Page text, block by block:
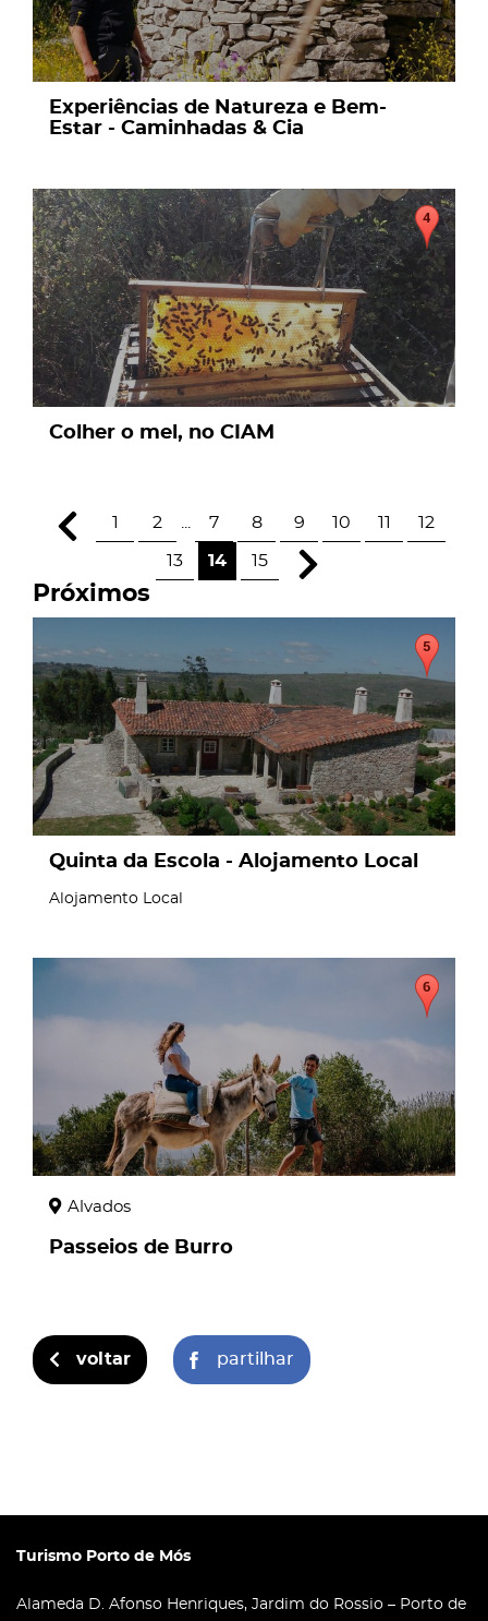
Experiências de Natureza e Bem-
Estar - Caminhadas & Cia
page
Colher o mel, no CIAM
1 2 7 8 9 10 11 12
13 14 15
Próximos
Quinta da Escola - Alojamento Local
Alojamento Local
Alvados
Passeios de Burro
voltar partilhar
Turismo Porto de Mós
Alameda D. Afonso Henriques, Jardim do Rossio – Porto de